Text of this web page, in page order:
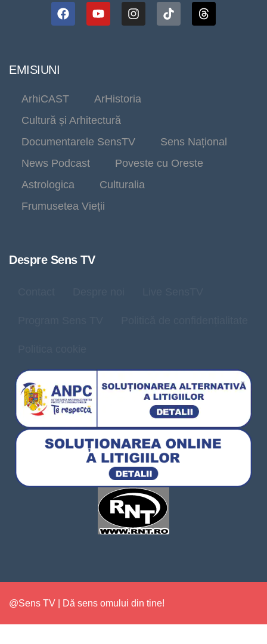
EMISIUNI
ArhiCAST
ArHistoria
Cultură și Arhitectură
Documentarele SensTV
Sens Național
News Podcast
Poveste cu Oreste
Astrologica
Culturalia
Frumusetea Vieții
Despre Sens TV
@Sens TV | Dă sens omului din tine!